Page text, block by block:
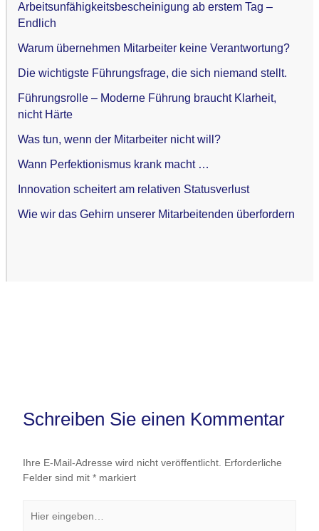
Arbeitsunfähigkeitsbescheinigung ab erstem Tag –
Endlich
Warum übernehmen Mitarbeiter keine Verantwortung?
Die wichtigste Führungsfrage, die sich niemand stellt.
Führungsrolle – Moderne Führung braucht Klarheit,
nicht Härte
Was tun, wenn der Mitarbeiter nicht will?
Wann Perfektionismus krank macht …
Innovation scheitert am relativen Statusverlust
Wie wir das Gehirn unserer Mitarbeitenden überfordern
Schreiben Sie einen Kommentar
Ihre E-Mail-Adresse wird nicht veröffentlicht. Erforderliche
Felder sind mit *markiert
eingeben…